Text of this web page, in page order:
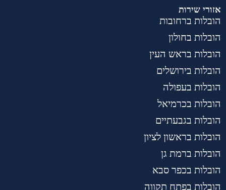
אזורי שירות
הובלות ברחובות
הובלות בחולון
הובלות בראש העין
הובלות בירושלים
הובלות בעפולה
הובלות בכרמיאל
הובלות בגבעתיים
הובלות בראשון לציון
הובלות ברמת גן
הובלות בכפר סבא
הובלות בפתח תקווה